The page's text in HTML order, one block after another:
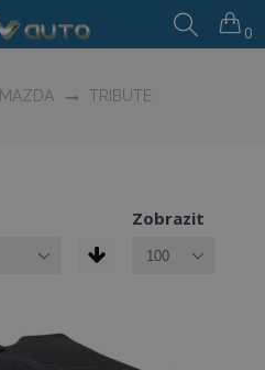
0
MAZDA TRIBUTE
Zobrazit